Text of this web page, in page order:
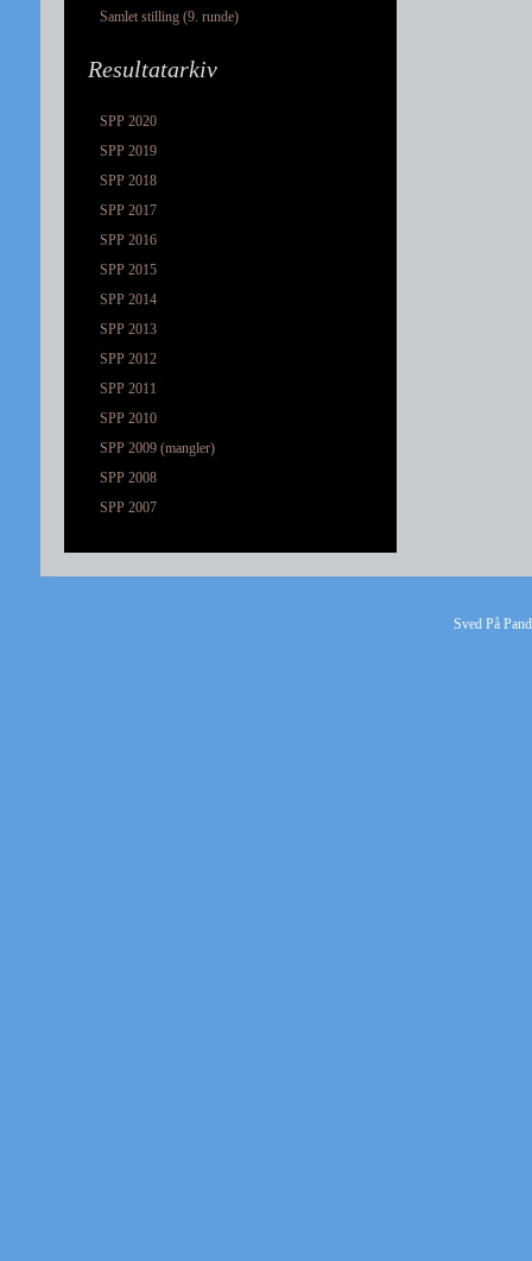
Samlet stilling (9. runde)
Resultatarkiv
SPP 2020
SPP 2019
SPP 2018
SPP 2017
SPP 2016
SPP 2015
SPP 2014
SPP 2013
SPP 2012
SPP 2011
SPP 2010
SPP 2009 (mangler)
SPP 2008
SPP 2007
Sved På